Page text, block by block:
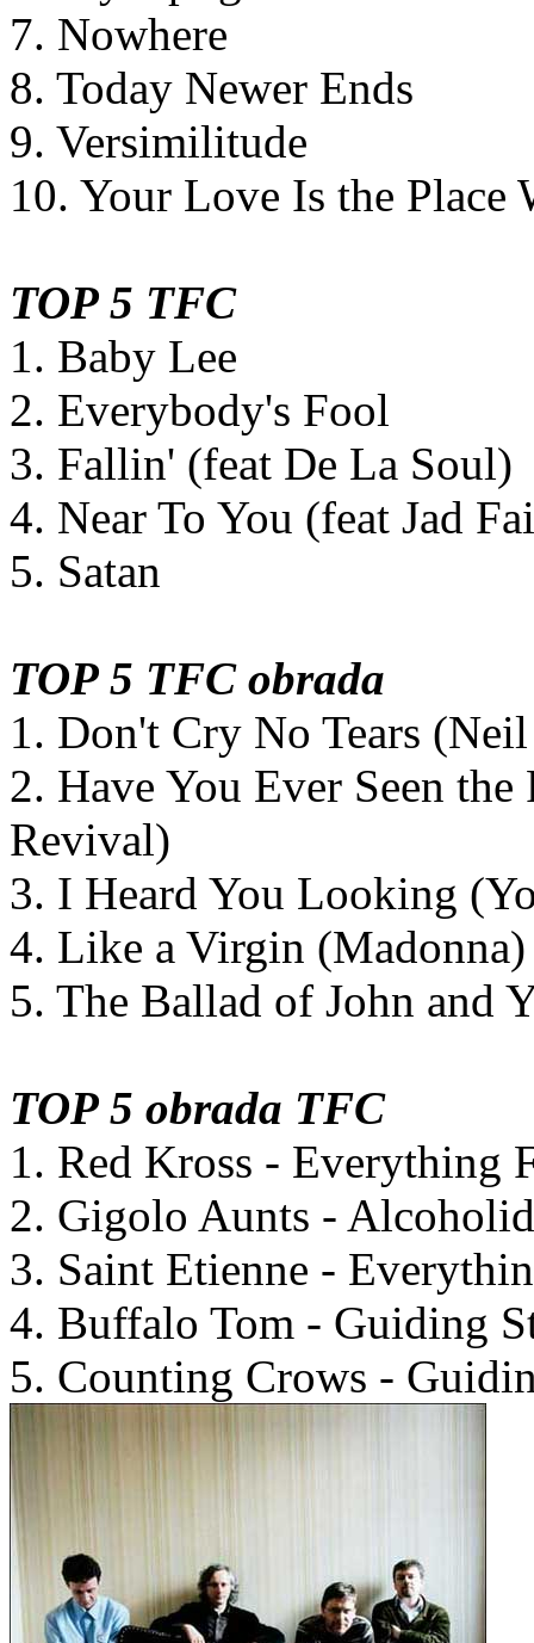
7. Nowhere
8. Today Newer Ends
9. Versimilitude
10. Your Love Is the Place
TOP 5 TFC
1. Baby Lee
2. Everybody's Fool
3. Fallin' (feat De La Soul)
4. Near To You (feat Jad
5. Satan
TOP 5 TFC obrada
1. Don't Cry No Tears
2. Have You Ever Seen
Revival)
3. I Heard You Looking
4. Like a Virgin (Madonna)
5. The Ballad of John and
TOP 5 obrada TFC
1. Red Kross - Everything
2. Gigolo Aunts -
3. Saint Etienne -
4. Buffalo Tom - Guiding
5. Counting Crows -